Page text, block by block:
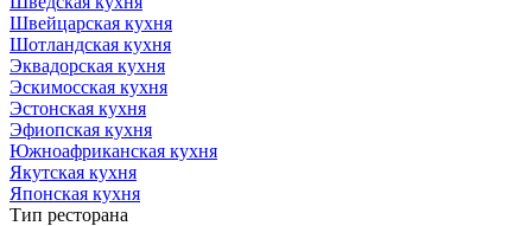
Швейцарская кухня
Шотландская кухня
Эквадорская кухня
Эскимосская кухня
Эстонская кухня
Эфиопская кухня
Южноафриканская кухня
Якутская кухня
Японская кухня
Тип ресторана